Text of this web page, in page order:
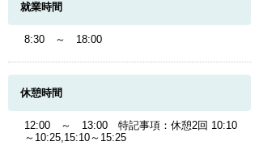
就業時間
8:30 ～ 18:00
休憩時間
12:00 ～ 13:00 特記事項：休憩2回 10:10
～10:25,15:10～15:25